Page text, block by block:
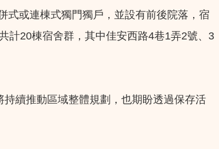
式或連棟式獨門獨戶，並設有前後院落，宿
計20棟宿舍群，其中佳安西路4巷1弄2號、3
續推動區域整體規劃，也期盼透過保存活